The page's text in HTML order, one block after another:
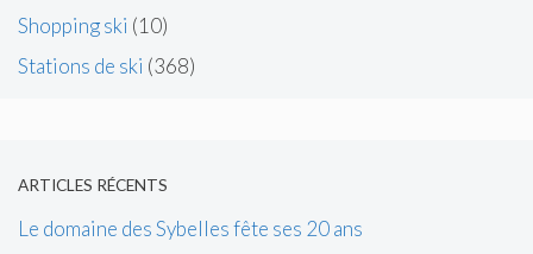
Shopping ski (10)
Stations de ski (368)
ARTICLES RÉCENTS
Le domaine des Sybelles fête ses 20 ans